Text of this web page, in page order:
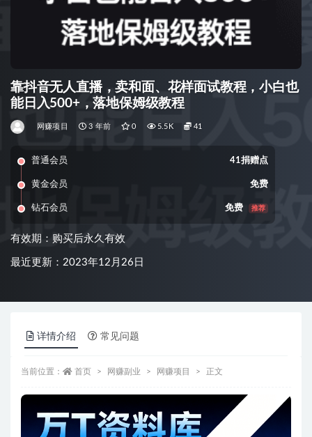
靠抖音无人直播，卖和面、花样面试教程，小白也
能日入500+，落地保姆级教程
网赚项目 3 年前 0 5.5K 41
普通会员 41捐赠点
黄金会员 免费
钻石会员 免费 推荐
有效期：购买后永久有效
最近更新：2023年12月26日
详情介绍 常见问题
当前位置： 首页 网赚副业 网赚项目 正文